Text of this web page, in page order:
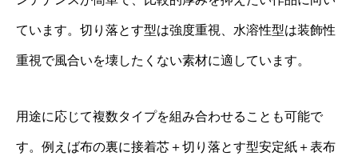
ています。切り落とす型は強度重視、水溶性型は装飾性
重視で風合いを壊したくない素材に適しています。
用途に応じて複数タイプを組み合わせることも可能で
す。例えば布の裏に接着芯＋切り落とす型安定紙＋表布